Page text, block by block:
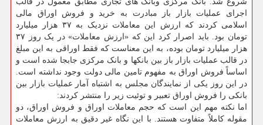
اجرای عملیات بازار باز مبادرت به خرید و فروش اوراق مالی
اسلامی کردند که ارزش این معاملات نزدیک به ۳۷ هزار میلیارد
تومان بود. باید اصرار کرد این که «ارزش معاملات» در یک روز ۳۷
هزار میلیارد تومان بوده، به این معناست که فقط اوراقی به این مبلغ
در قالب عملیات بازار باز بین بانکها و بانک مرکزی جابجا شده است و
اساساً فروش اوراق به مفهوم تامین مالی دولت وجود نداشته است.
در این روز یکی از نمایندگان مجلس به اشتباه آمار عملیات بازار بین
بانکی را فروش اوراق تعبیر و توئیت زیر را منتشر کردند:
اما نکته مهم این است که حجم معاملات اوراق و فروش اوراق، دو
مقوله کاملاً متفاوت هستند. با این نگاه غیر دقیق به ارزش معاملات